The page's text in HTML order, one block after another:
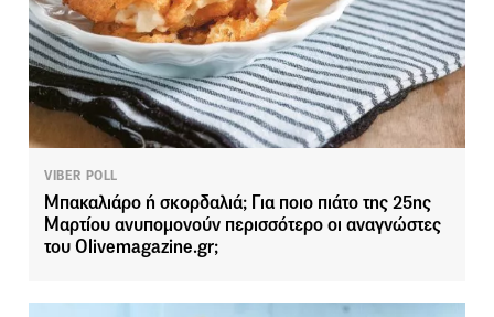
VIBER POLL
Μπακαλιάρο ή σκορδαλιά; Για ποιο πιάτο της 25ης
Μαρτίου ανυπομονούν περισσότερο οι αναγνώστες
του Olivemagazine.gr;